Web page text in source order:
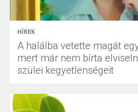
HÍREK
A halálba vetette magát
mert már nem bírta
szülei kegyetlenségeit